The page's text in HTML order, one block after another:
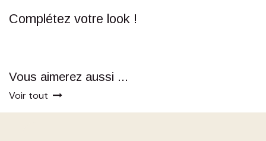
Complétez votre look !
Vous aimerez aussi ...
Voir tout